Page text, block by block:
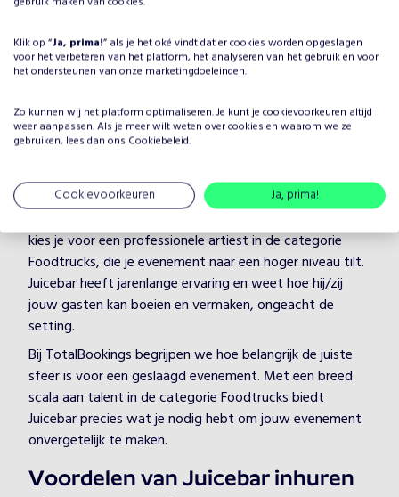
Waarom Juicebar boeken voor
jouw evenement?
Het plannen van een evenement brengt veel keuzes met
zich mee, maar één ding is zeker: je wilt dat het
kies je voor een professionele artiest in de categorie
Foodtrucks, die je evenement naar een hoger niveau tilt.
Juicebar heeft jarenlange ervaring en weet hoe hij/zij
jouw gasten kan boeien en vermaken, ongeacht de
setting.
Bij TotalBookings begrijpen we hoe belangrijk de juiste
sfeer is voor een geslaagd evenement. Met een breed
scala aan talent in de categorie Foodtrucks biedt
Juicebar precies wat je nodig hebt om jouw evenement
onvergetelijk te maken.
Voordelen van Juicebar inhuren
Klik op “Ja, prima!” als je het oké vindt dat er cookies worden opgeslagen
voor het verbeteren van het platform, het analyseren van het gebruik en voor
het ondersteunen van onze marketingdoeleinden.
Zo kunnen wij het platform optimaliseren. Je kunt je cookievoorkeuren altijd
weer aanpassen. Als je meer wilt weten over cookies en waarom we ze
gebruiken, lees dan ons Cookiebeleid.
Cookievoorkeuren Ja, prima!